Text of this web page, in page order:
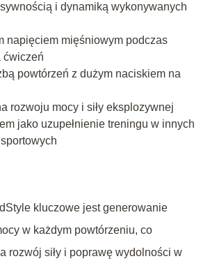
i dynamiką wykonywanych
napięciem mięśniowym podczas
ćwiczeń
powtórzeń z dużym naciskiem na
rozwoju mocy i siły eksplozywnej
jako uzupełnienie treningu w innych
kluczowe jest generowanie
w każdym powtórzeniu, co
rozwój siły i poprawę wydolności w